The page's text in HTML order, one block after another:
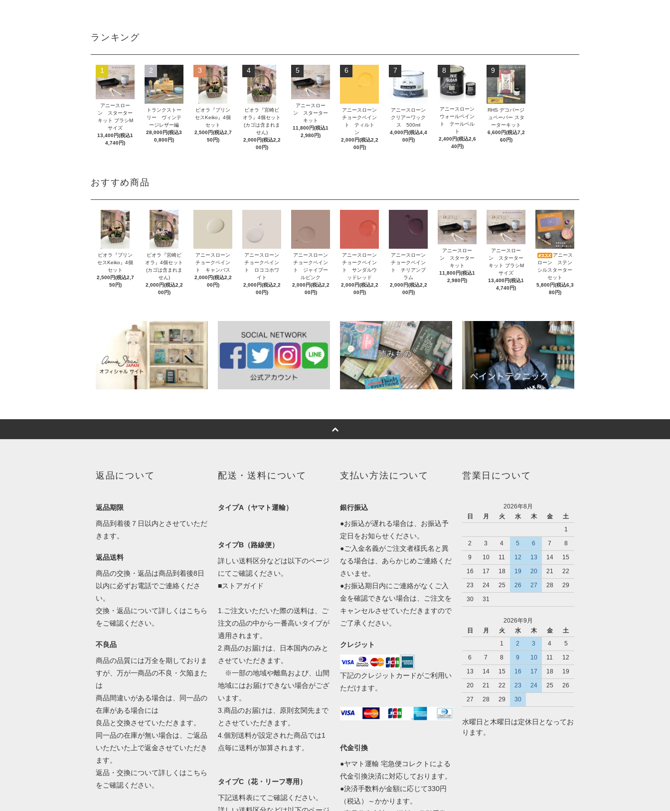
ランキング
1
アニースロー
ン スターター
キット ブラシM
サイズ
13,400円(税込1
4,740円)
2
トランクストー
リー ヴィンテ
ージレザー編
28,000円(税込3
0,800円)
3
ビオラ『プリン
セスKeiko』4個
セット
2,500円(税込2,7
50円)
4
ビオラ『宮崎ビ
オラ』4個セット
(カゴは含まれま
せん)
2,000円(税込2,2
00円)
5
アニースロー
ン スターター
キット
11,800円(税込1
2,980円)
6
アニースローン
チョークペイン
ト ティルト
ン
2,000円(税込2,2
00円)
7
アニースローン
クリアーワック
ス 500ml
4,000円(税込4,4
00円)
8
アニースローン
ウォールペイン
ト テールベル
ト
2,400円(税込2,6
40円)
9
RHS デコパージ
ュペーパー スタ
ーターキット
6,600円(税込7,2
60円)
おすすめ商品
ビオラ『プリン
セスKeiko』4個
セット
2,500円(税込2,7
50円)
ビオラ『宮崎ビ
オラ』4個セット
(カゴは含まれま
せん)
2,000円(税込2,2
00円)
アニースローン
チョークペイン
ト キャンバス
2,000円(税込2,2
00円)
アニースローン
チョークペイン
ト ロココホワ
イト
2,000円(税込2,2
00円)
アニースローン
チョークペイン
ト ジャイプー
ルピンク
2,000円(税込2,2
00円)
アニースローン
チョークペイン
ト サンダルウ
ッドレッド
2,000円(税込2,2
00円)
アニースローン
チョークペイン
ト チリアンプ
ラム
2,000円(税込2,2
00円)
アニースロー
ン スターター
キット
11,800円(税込1
2,980円)
アニースロー
ン スターター
キット ブラシM
サイズ
13,400円(税込1
4,740円)
アニース
ローン ステン
シルスターター
セット
5,800円(税込6,3
80円)
返品について
返品期限
商品到着後７日以内とさせていただ
きます。
返品送料
商品の交換・返品は商品到着後8日
以内に必ずお電話でご連絡くださ
い。
交換・返品について詳しくはこちら
をご確認ください。
不良品
商品の品質には万全を期しておりま
すが、万が一商品の不良・欠陥また
は
商品間違いがある場合は、同一品の
在庫がある場合には
良品と交換させていただきます。
同一品の在庫が無い場合は、ご返品
いただいた上で返金させていただき
ます。
返品・交換について詳しくはこちら
をご確認ください。
配送・送料について
タイプA（ヤマト運輸）
タイプB（路線便）
詳しい送料区分などは以下のページ
にてご確認ください。
■ストアガイド
1.ご注文いただいた際の送料は、ご
注文の品の中から一番高いタイプが
適用されます。
2.商品のお届けは、日本国内のみと
させていただきます。
※一部の地域や離島および、山間
地域にはお届けできない場合がござ
います。
3.商品のお届けは、原則玄関先まで
とさせていただきます。
4.個別送料が設定された商品では1
点毎に送料が加算されます。
タイプC（花・リーフ専用）
下記送料表にてご確認ください。
支払い方法について
銀行振込
●お振込が遅れる場合は、お振込予
定日をお知らせください。
●ご入金名義がご注文者様氏名と異
なる場合は、あらかじめご連絡くだ
さいませ。
●お振込期日内にご連絡がなくご入
金を確認できない場合は、ご注文を
キャンセルさせていただきますので
ご了承ください。
クレジット
下記のクレジットカードがご利用い
ただけます。
代金引換
●ヤマト運輸 宅急便コレクトによる
代金引換決済に対応しております。
●決済手数料が金額に応じて330円
（税込）～かかります。
営業日について
2026年8月
日
月 火 水 木 金
土
1
2
3 4 5 6 7
8
9
10 11 12 13 14
15
16
17 18 19 20 21
22
23
24 25 26 27 28
29
30
31
2026年9月
日
月 火 水 木 金
土
1
2 3 4
5
6
7 8 9 10 11
12
13
14 15 16 17 18
19
20
21 22 23 24 25
26
27
28 29 30
水曜日と木曜日は定休日となってお
ります。